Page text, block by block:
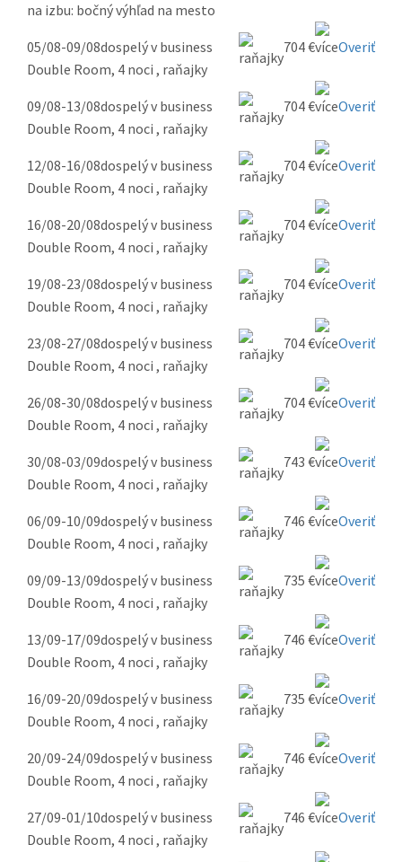
na izbu: bočný výhľad na mesto
05/08-09/08dospelý v business
Double Room, 4 noci , raňajky
704 € Overiť
09/08-13/08dospelý v business
Double Room, 4 noci , raňajky
704 € Overiť
12/08-16/08dospelý v business
Double Room, 4 noci , raňajky
704 € Overiť
16/08-20/08dospelý v business
Double Room, 4 noci , raňajky
704 € Overiť
19/08-23/08dospelý v business
Double Room, 4 noci , raňajky
704 € Overiť
23/08-27/08dospelý v business
Double Room, 4 noci , raňajky
704 € Overiť
26/08-30/08dospelý v business
Double Room, 4 noci , raňajky
704 € Overiť
30/08-03/09dospelý v business
Double Room, 4 noci , raňajky
743 € Overiť
06/09-10/09dospelý v business
Double Room, 4 noci , raňajky
746 € Overiť
09/09-13/09dospelý v business
Double Room, 4 noci , raňajky
735 € Overiť
13/09-17/09dospelý v business
Double Room, 4 noci , raňajky
746 € Overiť
16/09-20/09dospelý v business
Double Room, 4 noci , raňajky
735 € Overiť
20/09-24/09dospelý v business
Double Room, 4 noci , raňajky
746 € Overiť
27/09-01/10dospelý v business
Double Room, 4 noci , raňajky
746 € Overiť